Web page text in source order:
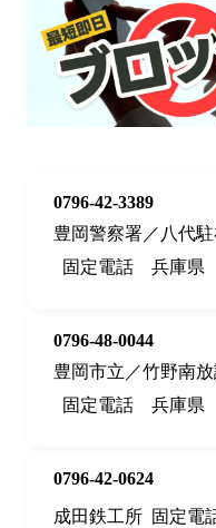
0796-42-3389
豊岡警察署／八代
固定電話
兵庫県
0796-48-0044
豊岡市立／竹野南
固定電話
兵庫県
0796-42-0624
成田鉄工所 固定電